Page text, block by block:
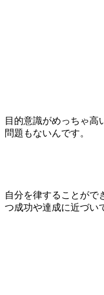
目的意識がめっちゃ高
問題もないんです。
自分を律することがで
つ成功や達成に近づい